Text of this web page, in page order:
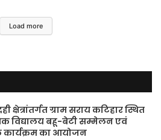
Load more
क्षेत्रांतर्गत ग्राम सराय कटिहार स्थित
विद्यालय बहू-बेटी सम्मेलन एवं
कार्यक्रम का आयोजन